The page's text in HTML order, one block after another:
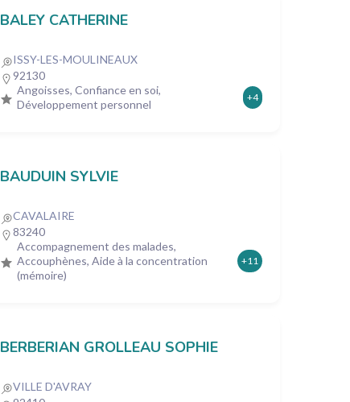
BALEY CATHERINE
ISSY-LES-MOULINEAUX
92130
Angoisses, Confiance en soi,
Développement personnel
+4
BAUDUIN SYLVIE
CAVALAIRE
83240
Accompagnement des malades,
Accouphènes, Aide à la concentration
(mémoire)
+11
BERBERIAN GROLLEAU SOPHIE
VILLE D'AVRAY